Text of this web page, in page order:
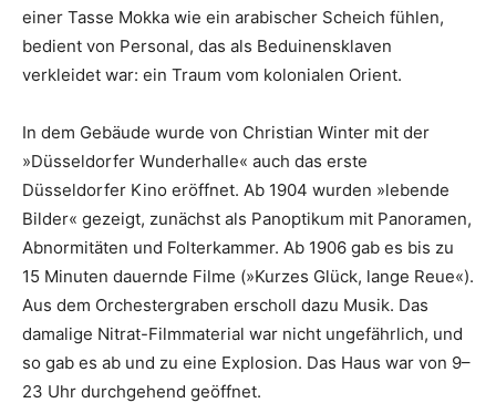
einer Tasse Mokka wie ein arabischer Scheich fühlen,
bedient von Personal, das als Beduinensklaven
verkleidet war: ein Traum vom kolonialen Orient.
In dem Gebäude wurde von Christian Winter mit der
»Düsseldorfer Wunderhalle« auch das erste
Düsseldorfer Kino eröffnet. Ab 1904 wurden »lebende
Bilder« gezeigt, zunächst als Panoptikum mit Panoramen,
Abnormitäten und Folterkammer. Ab 1906 gab es bis zu
15 Minuten dauernde Filme (»Kurzes Glück, lange Reue«).
Aus dem Orchestergraben erscholl dazu Musik. Das
damalige Nitrat-Filmmaterial war nicht ungefährlich, und
so gab es ab und zu eine Explosion. Das Haus war von 9–
23 Uhr durchgehend geöffnet.